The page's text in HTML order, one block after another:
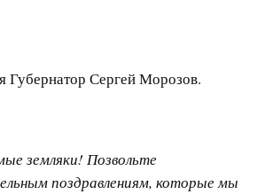
Губернатор Сергей Морозов.
земляки! Позвольте
поздравлениям, которые мы